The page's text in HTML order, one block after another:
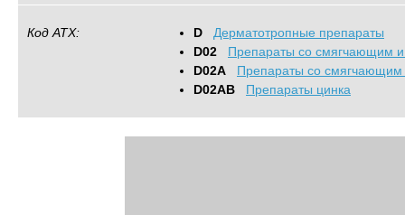
Код АТХ: D
Дерматотропные препараты
D02
Препараты со смягчающим
D02A
Препараты со смягчающим
D02AB
Препараты цинка